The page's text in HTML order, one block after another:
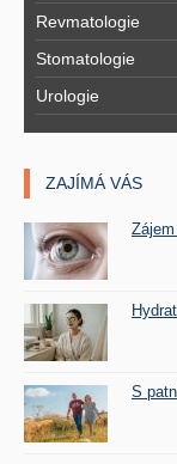
Revmatologie
Stomatologie
Urologie
ZAJÍMÁ VÁS
S